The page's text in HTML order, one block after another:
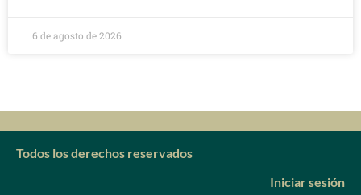
6 de agosto de 2026
Todos los derechos reservados
Iniciar sesión